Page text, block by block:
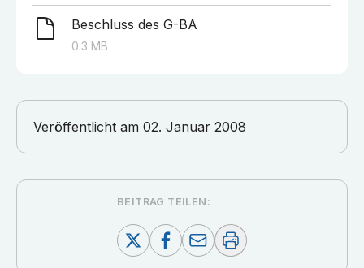
Beschluss des G-BA
0.3 MB
Veröffentlicht am 02. Januar 2008
BEITRAG TEILEN: